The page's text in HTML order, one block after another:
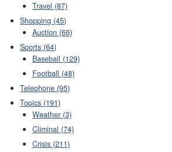
Travel (87)
Shopping (45)
Auction (66)
Sports (64)
Baseball (129)
Football (48)
Telephone (95)
Topics (191)
Weather (3)
Climinal (74)
Crisis (211)